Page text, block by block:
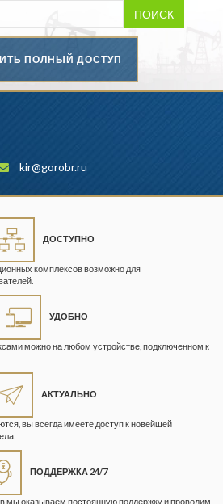
ПОИСК
ПОЛНЫЙ ДОСТУП
kir@gorobr.ru
ДОСТУПНО
комплексов возможно для
УДОБНО
можно на любом устройстве, подключенном к
АКТУАЛЬНО
вы всегда имеете доступ к новейшей
ПОДДЕРЖКА 24/7
мы оказываем постоянную поддержку и проводим
промышленности
Геопрофи
Горнопромышленные ведомости
Кузбасса. Информационный
безопасность»